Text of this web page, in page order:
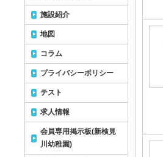
施設紹介
地図
コラム
プライバシーポリシー
テスト
求人情報
会員専用掲示板(新検見
川幼稚園)